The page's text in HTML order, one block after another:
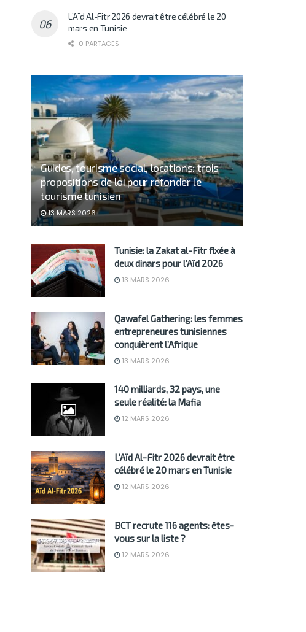
L’Aïd Al-Fitr 2026 devrait être célébré le 20
mars en Tunisie
0 PARTAGES
Guides, tourisme social, locations: trois
propositions de loi pour refonder le
tourisme tunisien
13 MARS 2026
Tunisie: la Zakat al-Fitr fixée à
deux dinars pour l’Aïd 2026
13 MARS 2026
Qawafel Gathering: les femmes
entrepreneures tunisiennes
conquièrent l’Afrique
13 MARS 2026
140 milliards, 32 pays, une
seule réalité: la Mafia
12 MARS 2026
L’Aïd Al-Fitr 2026 devrait être
célébré le 20 mars en Tunisie
12 MARS 2026
BCT recrute 116 agents: êtes-
vous sur la liste ?
12 MARS 2026